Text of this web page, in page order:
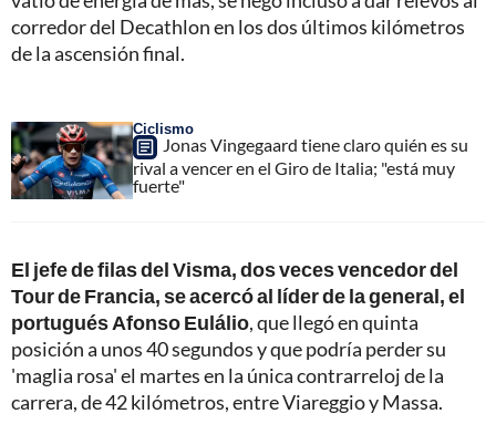
corredor del Decathlon en los dos últimos kilómetros
de la ascensión final.
Ciclismo
Jonas Vingegaard tiene claro quién es su
rival a vencer en el Giro de Italia; "está muy
fuerte"
El jefe de filas del Visma, dos veces vencedor del
Tour de Francia, se acercó al líder de la general, el
portugués Afonso Eulálio, que llegó en quinta
posición a unos 40 segundos y que podría perder su
'maglia rosa' el martes en la única contrarreloj de la
carrera, de 42 kilómetros, entre Viareggio y Massa.